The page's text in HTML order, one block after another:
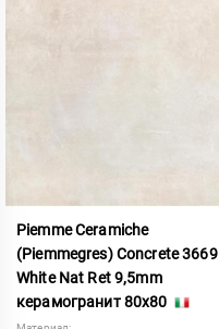
Piemme Ceramiche
(Piemmegres) Concrete 3669
White Nat Ret 9,5mm
керамогранит 80x80